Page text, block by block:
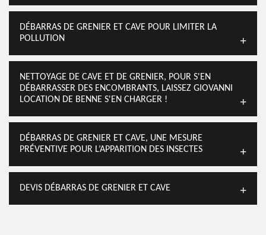
DÉBARRAS DE GRENIER ET CAVE POUR LIMITER LA
POLLUTION
NETTOYAGE DE CAVE ET DE GRENIER, POUR S'EN
DÉBARRASSER DES ENCOMBRANTS, LAISSEZ GIOVANNI
LOCATION DE BENNE S'EN CHARGER !
DÉBARRAS DE GRENIER ET CAVE, UNE MESURE
PRÉVENTIVE POUR L’APPARITION DES INSECTES
DEVIS DÉBARRAS DE GRENIER ET CAVE